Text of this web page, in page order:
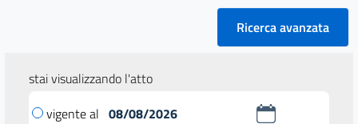
Ricerca avanzata
stai visualizzando l'atto
vigente al